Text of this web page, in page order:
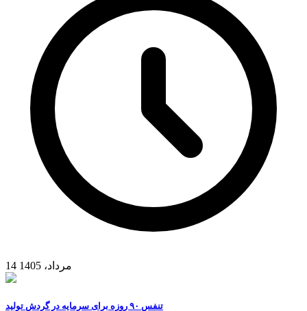
14 مرداد، 1405
تنفس ۹۰ روزه برای سرمایه در گردش تولید